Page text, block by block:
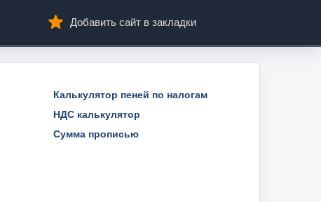
Добавить сайт в закладки
Калькулятор пеней по налогам
НДС калькулятор
Сумма прописью